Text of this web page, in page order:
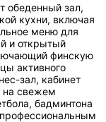
обеденный зал,
кухни, включая
меню для
и открытый
финскую
активного
зал, кабинет
на свежем
бадминтона